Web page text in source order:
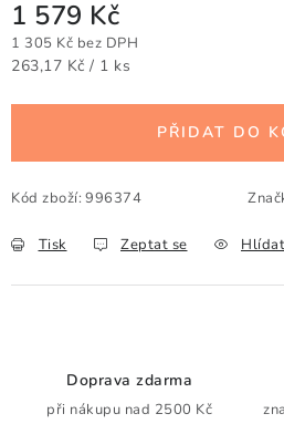
1 579 Kč
1 305 Kč bez DPH
Měrná cena:
263,17 Kč / 1 ks
PŘIDAT DO
Kód zboží: 996374
Tisk Zeptat se Hlídat
Doprava zdarma
při nákupu nad 2500 Kč